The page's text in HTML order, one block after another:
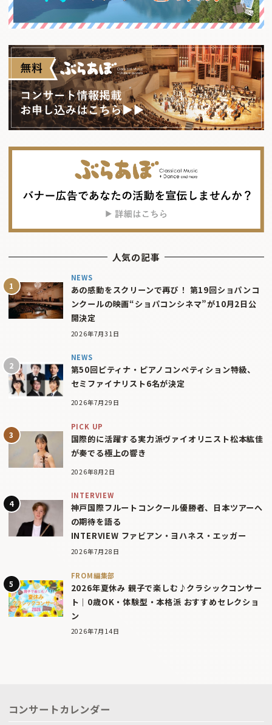
人気の記事
NEWS
あの感動をスクリーンで再び！ 第19回ショパンコ
ンクールの映画“ショパコンシネマ”が10月2日公
開決定
2026年7月31日
NEWS
第50回ピティナ・ピアノコンペティション特級、
セミファイナリスト6名が決定
2026年7月29日
PICK UP
国際的に活躍する実力派ヴァイオリニスト松本紘佳
が奏でる極上の響き
2026年8月2日
INTERVIEW
神戸国際フルートコンクール優勝者、日本ツアーへ
の期待を語る
INTERVIEW ファビアン・ヨハネス・エッガー
2026年7月28日
FROM編集部
2026年夏休み 親子で楽しむ♪クラシックコンサー
ト｜0歳OK・体験型・本格派 おすすめセレクショ
ン
2026年7月14日
コンサートカレンダー